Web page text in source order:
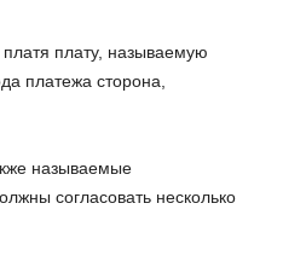
плату, называемую
платежа сторона,
называемые
согласовать несколько